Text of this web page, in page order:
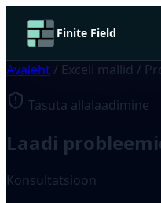
Finite Field
Avaleht / Exceli mallid /
Tasuta allalaadimine
Laadi
Konsultatsioon